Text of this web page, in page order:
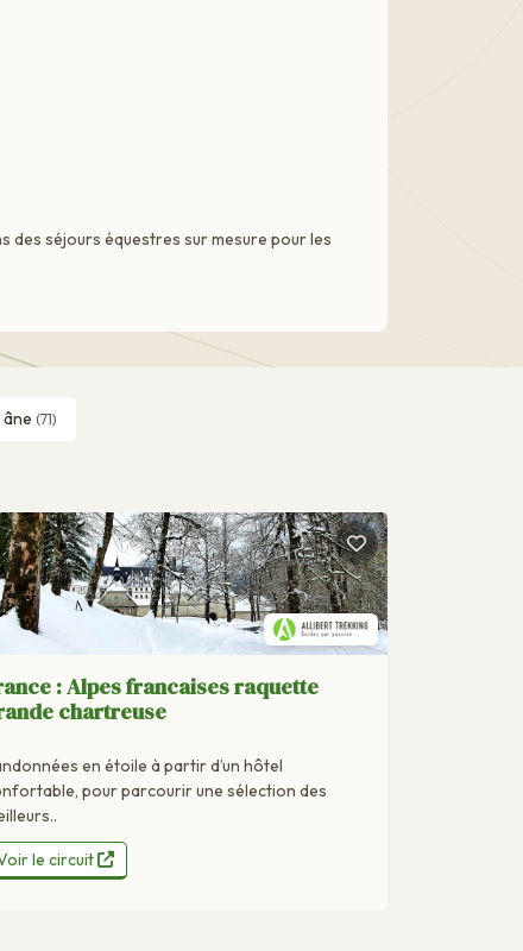
des séjours équestres sur mesure pour les
âne (71)
: Alpes francaises raquette
chartreuse
en étoile à partir d’un hôtel
pour parcourir une sélection des
le circuit